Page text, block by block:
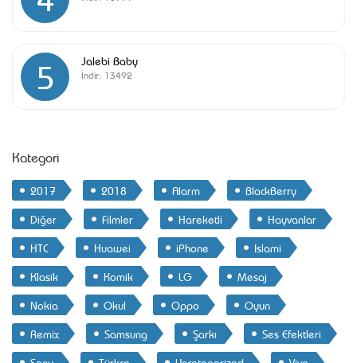
5 Jalebi Baby
İndir: 13492
Kategori
2017 2018 Alarm
BlackBerry
Diğer
Filmler Hareketli
Hayvanlar
HTC
Huawei iPhone
Islami
Klasik
Komik LG
Mesaj
Nokia
Okul Oppo
Oyun
Remix
Samsung Şarkı
Ses Efektleri